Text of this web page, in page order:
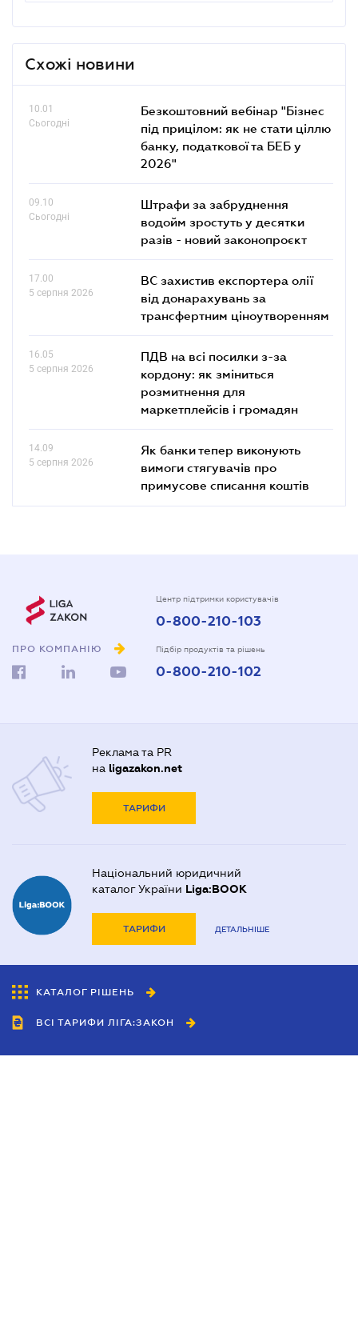
Схожі новини
10.01
Сьогодні
Безкоштовний вебінар "Бізнес
під прицілом: як не стати ціллю
банку, податкової та БЕБ у
2026"
09.10
Сьогодні
Штрафи за забруднення
водойм зростуть у десятки
разів - новий законопроєкт
17.00
5 серпня 2026
ВС захистив експортера олії
від донарахувань за
трансфертним ціноутворенням
16.05
5 серпня 2026
ПДВ на всі посилки з-за
кордону: як зміниться
розмитнення для
маркетплейсів і громадян
14.09
5 серпня 2026
Як банки тепер виконують
вимоги стягувачів про
примусове списання коштів
ПРО КОМПАНІЮ
Центр підтримки користувачів
0-800-210-103
Підбір продуктів та рішень
0-800-210-102
Реклама та PR
на ligazakon.net
ТАРИФИ
Національний юридичний
каталог України Liga:BOOK
ТАРИФИ ДЕТАЛЬНІШЕ
КАТАЛОГ РІШЕНЬ
ВСІ ТАРИФИ ЛІГА:ЗАКОН